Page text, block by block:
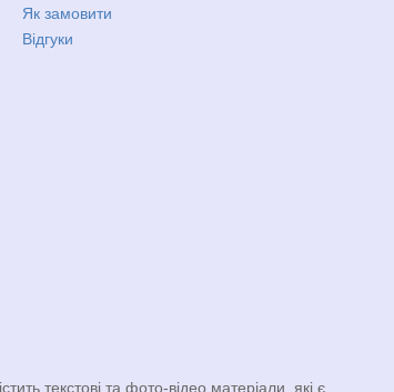
Як замовити
Відгуки
текстові та фото-відео матеріали, які є